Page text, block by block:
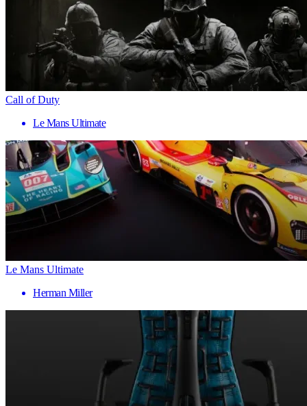
Call of Duty
Le Mans Ultimate
Le Mans Ultimate
Herman Miller